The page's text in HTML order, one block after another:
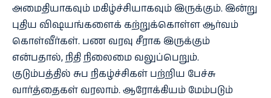
அமைதியாகவும் மகிழ்ச்சியாகவும் இருக்கும். இன்று
புதிய விஷயங்களைக் கற்றுக்கொள்ள ஆர்வம்
கொள்வீர்கள். பண வரவு சீராக இருக்கும்
என்பதால், நிதி நிலைமை வலுப்பெறும்.
குடும்பத்தில் சுப நிகழ்ச்சிகள் பற்றிய பேச்சு
வார்த்தைகள் வரலாம். ஆரோக்கியம் மேம்படும்